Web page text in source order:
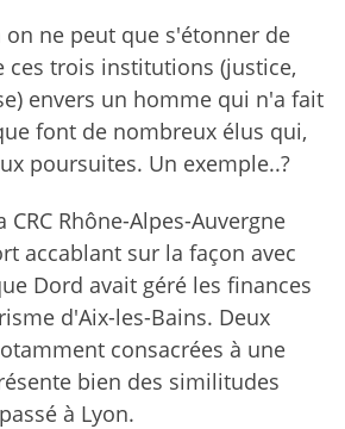
ne peut que s'étonner de
ces trois institutions (justice,
envers un homme qui n'a fait
font de nombreux élus qui,
poursuites. Un exemple..?
CRC Rhône-Alpes-Auvergne
accablant sur la façon avec
Dord avait géré les finances
d'Aix-les-Bains. Deux
consacrées à une
bien des similitudes
à Lyon.